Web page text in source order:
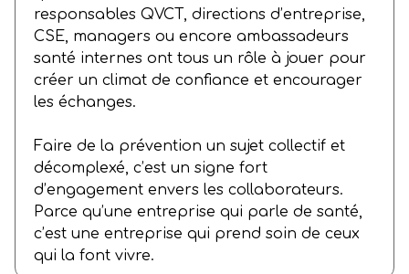
responsables QVCT, directions d’entreprise,
CSE, managers ou encore ambassadeurs
santé internes ont tous un rôle à jouer pour
créer un climat de confiance et encourager
les échanges.
Faire de la prévention un sujet collectif et
décomplexé, c’est un signe fort
d’engagement envers les collaborateurs.
Parce qu’une entreprise qui parle de santé,
c’est une entreprise qui prend soin de ceux
qui la font vivre.